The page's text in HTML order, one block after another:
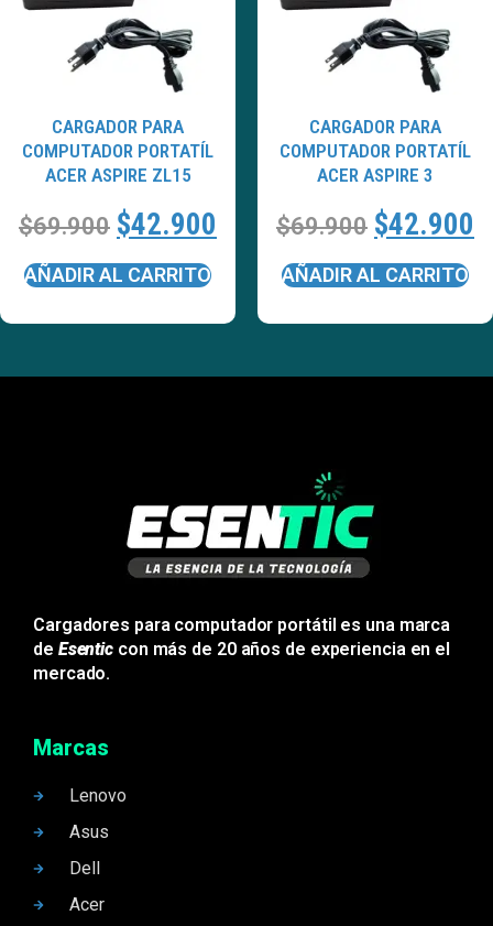
CARGADOR PARA
COMPUTADOR PORTATÍL
ACER ASPIRE ZL15
$69.900 $42.900
AÑADIR AL CARRITO
CARGADOR PARA
COMPUTADOR PORTATÍL
ACER ASPIRE 3
$69.900 $42.900
AÑADIR AL CARRITO
Cargadores para computador portátil es una marca
de Esentic con más de 20 años de experiencia en el
mercado.
Marcas
Lenovo
Asus
Dell
Acer